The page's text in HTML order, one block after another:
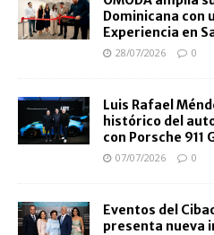
Dominicana con
Experiencia en
28/07/2026 0
Luis Rafael
histórico del
con Porsche 911
07/07/2026 0
Eventos del
presenta nueva